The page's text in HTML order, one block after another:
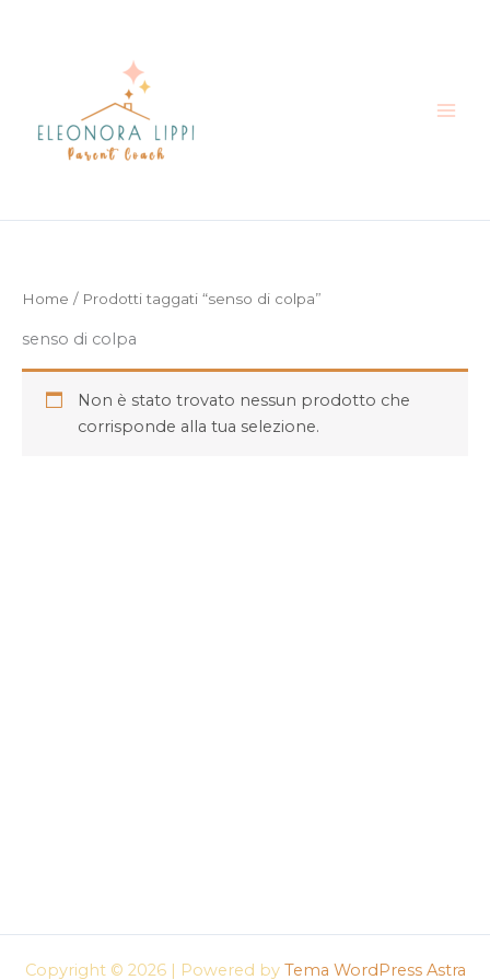
Home / Prodotti taggati “senso di colpa”
senso di colpa
Non è stato trovato nessun prodotto che
corrisponde alla tua selezione.
Copyright © 2026 | Powered by Tema WordPress Astra